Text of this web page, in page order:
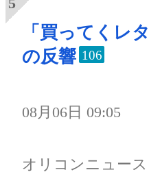
「買ってくレ
の反響 106
08月06日 09:05
オリコンニュース